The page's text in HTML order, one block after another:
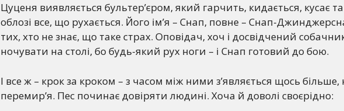
Цуценя виявляється бультер’єром, який гарчить, кидається, кусає
облозі все, що рухається. Його ім’я – Снап, повне – Снап-
тих, хто не знає, що таке страх. Оповідач, хоч і досвідчений
ночувати на столі, бо будь-який рух ноги – і Снап готовий до бою.
І все ж – крок за кроком – з часом між ними з’являється щось більше,
перемир’я. Пес починає довіряти людині. Хоча й доволі своєрідно: